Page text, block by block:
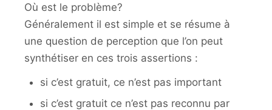
Où est le problème?
Généralement il est simple et se résume à
une question de perception que l’on peut
synthétiser en ces trois assertions :
si c’est gratuit, ce n’est pas important
si c’est gratuit ce n’est pas reconnu par